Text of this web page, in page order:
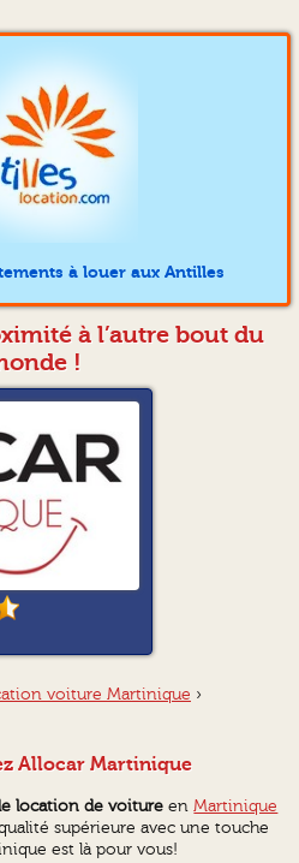
à louer aux Antilles
à l’autre bout du
!
voiture Martinique ›
Allocar Martinique
location de voiture enMartinique
supérieure avec une touche
est là pour vous!